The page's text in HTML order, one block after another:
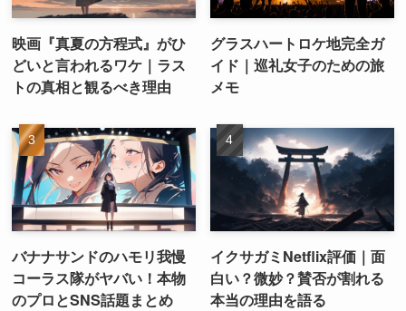
映画『真夏の方程式』がひ
どいと言われるワケ｜ラス
トの真相と観るべき理由
グラスハートロケ地完全ガ
イド｜巡礼女子のための旅
メモ
バナナサンドのハモリ我慢
コーラス隊がヤバい！本物
のプロとSNS話題まとめ
イクサガミNetflix評価｜面
白い？微妙？賛否が割れる
本当の理由を語る